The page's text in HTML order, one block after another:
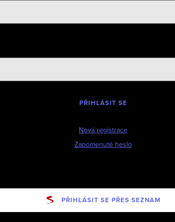
PŘIHLÁSIT SE
Nová registrace
Zapomenuté heslo
PŘIHLÁSIT SE PŘES SEZNAM